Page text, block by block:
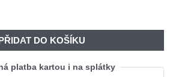
18
340,00 Kč.
290,00
DO KOŠÍKU
platba kartou i na splátky